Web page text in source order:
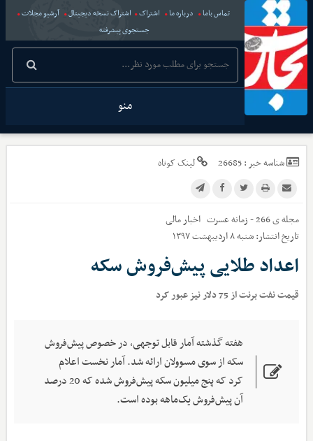
تماس باما درباره ما اشتراک اشتراک نسخه دیجیتال
آرشیو مجلات
جستجوی پیشرفته
منو
شناسه خبر :26685 لینک کوتاه
مجله ی 266 - زمانه عسرت اخبارمالی
تاریخ انتشار:شنبه ۸ اردیبهشت ۱۳۹۷
اعداد طلایی پیش‌فروش سکه
قیمت نفت برنت از 75 دلار نیز عبور کرد
هفته گذشته آمار قابل توجهی، در خصوص پیش‌فروش
سکه از سوی مسوولان ارائه شد. آمار نخست اعلام
کرد که پنج میلیون سکه پیش‌فروش شده که 20 درصد
آن پیش‌فروش یک‌ماهه بوده است.